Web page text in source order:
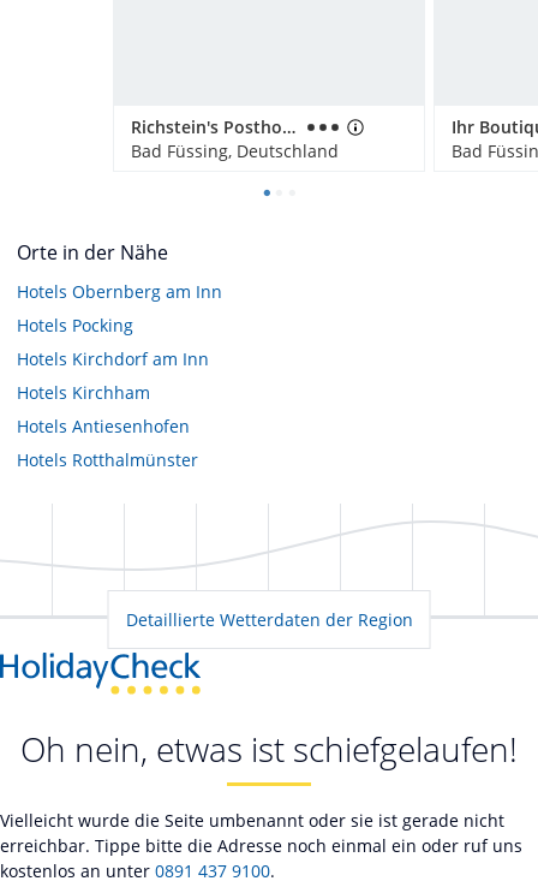
Richstein's Posthotel
Bad Füssing, Deutschland
Bad
Orte in der Nähe
Hotels Obernberg am Inn
Hotels Pocking
Hotels Kirchdorf am Inn
Hotels Kirchham
Hotels Antiesenhofen
Hotels Rotthalmünster
Detaillierte Wetterdaten der Region
Oh nein, etwas ist schiefgelaufen!
Vielleicht wurde die Seite umbenannt oder sie ist gerade nicht
erreichbar. Tippe bitte die Adresse noch einmal ein oder ruf uns
kostenlos an unter 0891 437 9100.